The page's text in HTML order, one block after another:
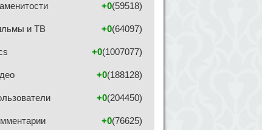
(59518)
+0
и ТВ (64097)
+0
(1007077)
+0
(188128)
+0
(204450)
+0
(76625)
+0